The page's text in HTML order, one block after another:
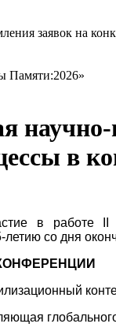
заявок на
Памяти:2026»
научно-
в
в работе II
со дня